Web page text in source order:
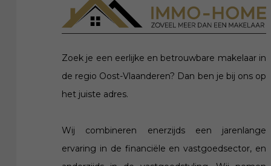
Zoek je een eerlijke en betrouwbare makelaar in
de regio Oost-Vlaanderen? Dan ben je bij ons op
het juiste adres.
Wij combineren enerzijds een jarenlange
ervaring in de financiële en vastgoedsector, en